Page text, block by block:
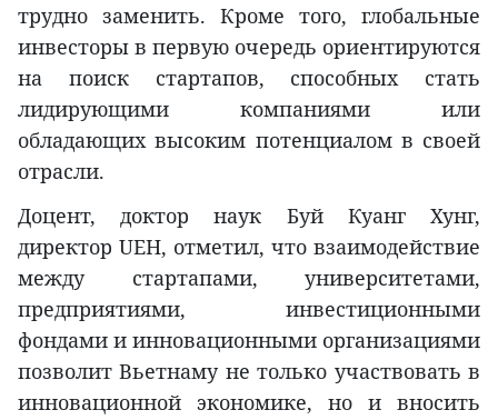
трудно заменить. Кроме того, глобальные
инвесторы в первую очередь ориентируются
на поиск стартапов, способных стать
лидирующими компаниями или
обладающих высоким потенциалом в своей
отрасли.
Доцент, доктор наук Буй Куанг Хунг,
директор UEH, отметил, что взаимодействие
между стартапами, университетами,
предприятиями, инвестиционными
фондами и инновационными организациями
позволит Вьетнаму не только участвовать в
инновационной экономике, но и вносить